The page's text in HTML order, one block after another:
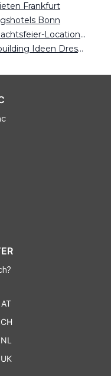
Frankfurt
Bonn
Weihnachtsfeier-Locations Berlin
Teambuilding Ideen Dresden